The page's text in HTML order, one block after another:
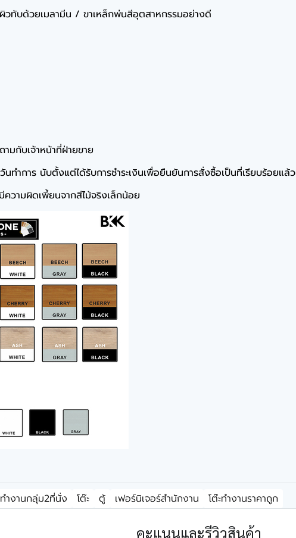
วทับด้วยเมลามีน / ขาเหล็กพ่นสีอุตสาหกรรมอย่างดี
มกับเจ้าหน้าที่ฝ่ายขาย
นทำการ นับตั้งแต่ได้รับการชำระเงินเพื่อยืนยันการสั่งซื้อเป็นที่เรียบร้อยแล้ว
วามผิดเพี้ยนจากสีไม้จริงเล็กน้อย
ทำงานกลุ่ม2ที่นั่ง โต๊ะ ตู้ เฟอร์นิเจอร์สำนักงาน โต๊ะทำงานราคาถูก
คะแนนและรีวิวสินค้า